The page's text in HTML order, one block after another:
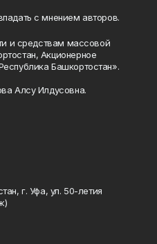
с мнением авторов.
и средствам массовой
Акционерное
Башкортостан».
Алсу Илдусовна.
г. Уфа, ул. 50-летия